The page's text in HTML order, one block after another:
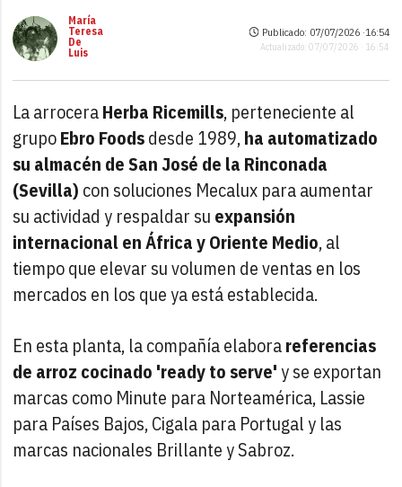
María
Teresa
De
Luis
Publicado: 07/07/2026 ·16:54
Actualizado: 07/07/2026 · 16:54
La arroceraHerba Ricemills, perteneciente al
grupoEbro Foodsdesde 1989,ha automatizado
su almacén de San José de la Rinconada
(Sevilla) con soluciones Mecalux para aumentar
su actividad y respaldar su expansión
internacional en África y Oriente Medio, al
tiempo que elevar su volumen de ventas en los
mercados en los que ya está establecida.
En esta planta, la compañía elaborareferencias
de arroz cocinado 'ready to serve'y se exportan
marcas como Minute para Norteamérica, Lassie
para Países Bajos, Cigala para Portugal y las
marcas nacionales Brillante y Sabroz.